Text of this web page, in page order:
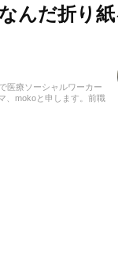
んだ折り紙
医療ソーシャルワーカー
、mokoと申します。前職